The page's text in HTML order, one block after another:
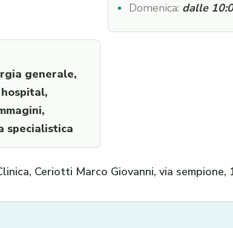
Domenica: dalle
generale,
specialistica
Ceriotti Marco Giovanni, via